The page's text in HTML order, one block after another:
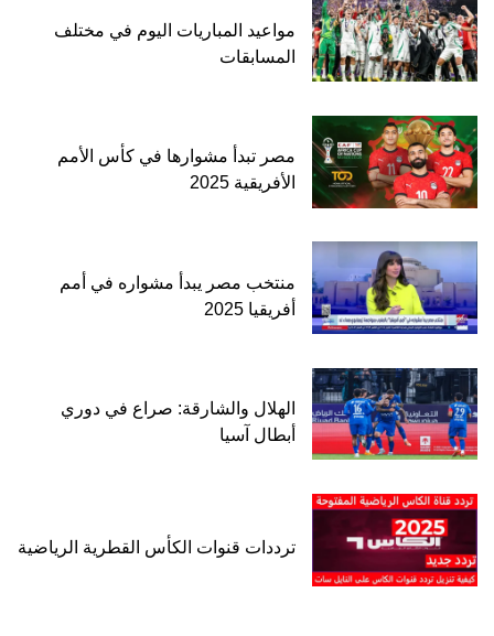
مواعيد المباريات اليوم في مختلف
المسابقات
مصر تبدأ مشوارها في كأس الأمم
الأفريقية 2025
منتخب مصر يبدأ مشواره في أمم
أفريقيا 2025
الهلال والشارقة: صراع في دوري
أبطال آسيا
ترددات قنوات الكأس القطرية الرياضية